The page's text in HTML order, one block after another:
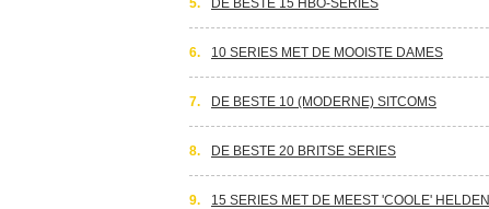
5. DE BESTE 15 HBO-SERIES
6. 10 SERIES MET DE MOOISTE DAMES
7. DE BESTE 10 (MODERNE) SITCOMS
8. DE BESTE 20 BRITSE SERIES
9. 15 SERIES MET DE MEEST 'COOLE' HELDEN